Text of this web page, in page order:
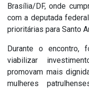
Brasília/DF, onde
com a deputada
prioritárias para Santo
Durante o encontro,
viabilizar
promovam mais
mulheres